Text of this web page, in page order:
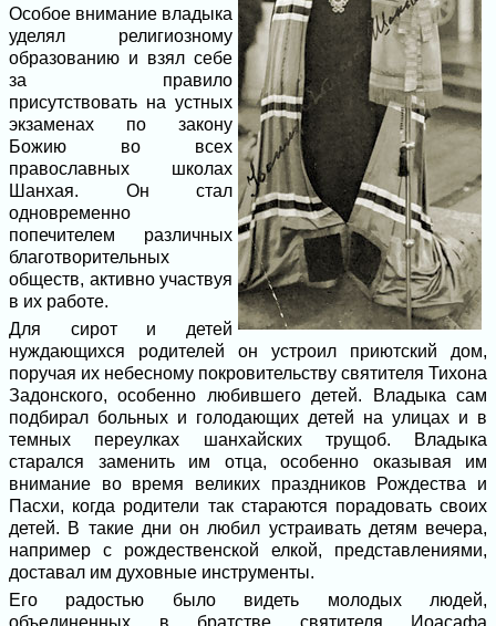
Особое внимание владыка
уделял религиозному
образованию и взял себе
за правило
присутствовать на устных
экзаменах по закону
Божию во всех
православных школах
Шанхая. Он стал
одновременно
попечителем различных
благотворительных
обществ, активно участвуя
в их работе.
Для сирот и детей
нуждающихся родителей он устроил приютский дом,
поручая их небесному покровительству святителя Тихона
Задонского, особенно любившего детей. Владыка сам
подбирал больных и голодающих детей на улицах и в
темных переулках шанхайских трущоб. Владыка
старался заменить им отца, особенно оказывая им
внимание во время великих праздников Рождества и
Пасхи, когда родители так стараются порадовать своих
детей. В такие дни он любил устраивать детям вечера,
например с рождественской елкой, представлениями,
доставал им духовные инструменты.
Его радостью было видеть молодых людей,
объединенных в братстве святителя Иоасафа